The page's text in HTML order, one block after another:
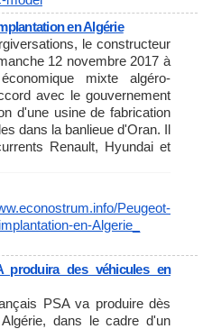
en Algérie
le constructeur
12 novembre 2017 à
mixte algéro-
avec le gouvernement
d'une usine de fabrication
dans la banlieue d'Oran. Il
Renault, Hyundai et
Peugeot-
implantation-en-Algerie_
produira des véhicules en
PSA va produire dès
dans le cadre d'un